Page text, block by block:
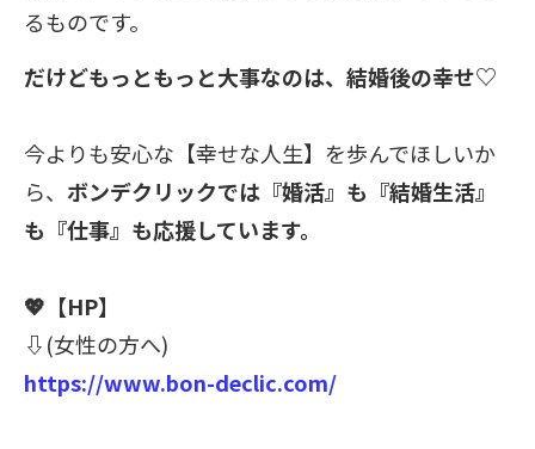
るものです。
だけどもっともっと大事なのは、結婚後の幸せ♡
今よりも安心な【幸せな人生】を歩んでほしいか
ら、 ボンデクリックでは『婚活』も『結婚生活』
も『仕事』も応援しています。
💖 【HP】
⇩(女性の方へ)
https://www.bon-declic.com/